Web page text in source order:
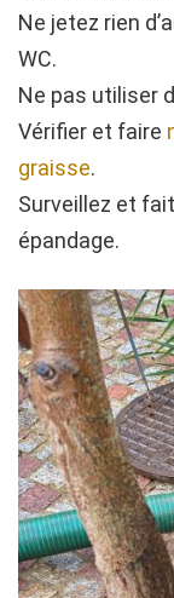
Ne jetez rien
WC.
Ne pas utiliser
Vérifier et faire
graisse.
Surveillez et
épandage.